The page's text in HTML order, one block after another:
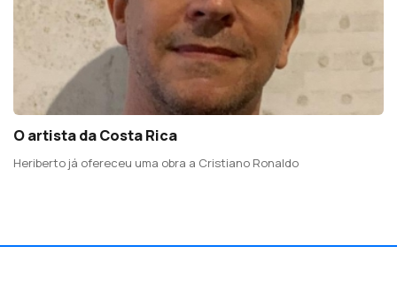
O artista da Costa Rica
Heriberto já ofereceu uma obra a Cristiano Ronaldo